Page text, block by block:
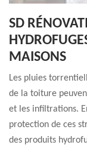
SD
MAISONS
Les pluies
de la toiture
et les infiltrations.
protection de ces
des produits